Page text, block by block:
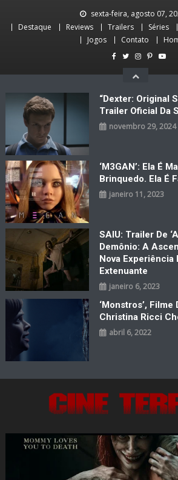
sexta-feira, agosto 07,
Destaque
Reviews Trailers Séries
Jogos
Contato
“Dexter: Original
Trailer Oficial Da
novembro 29, 2024
‘M3GAN’: Ela É
Brinquedo. Ela É
janeiro 11, 2023
SAIU: Trailer De
Demônio: A
Nova Experiência
Extenuante
janeiro 6, 2023
‘Monstros’,
Christina Ricci
abril 6, 2022
Cine Terror